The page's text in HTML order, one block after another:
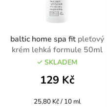
baltic home spa fit pleťový
krém lehká formule 50ml
SKLADEM
129 Kč
Měrná
25,80 Kč / 10 ml